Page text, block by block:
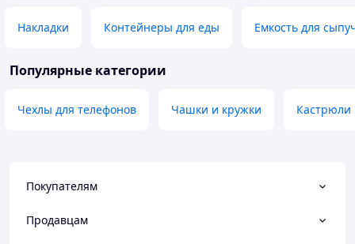
Накладки Контейнеры для еды Емкость для
Популярные категории
Чехлы для телефонов Чашки и кружки Кастрюли
Покупателям
Продавцам